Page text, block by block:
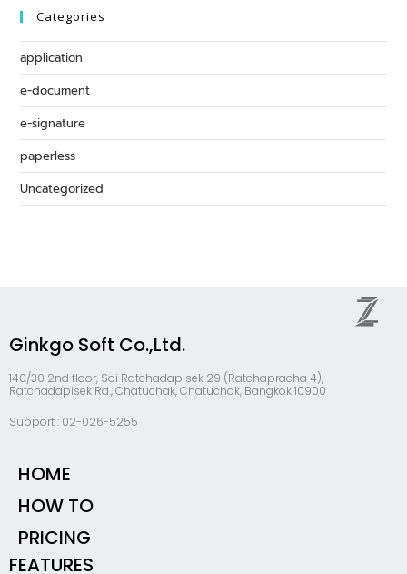
Categories
application
e-document
e-signature
paperless
Uncategorized
Ginkgo Soft Co.,Ltd.
140/30 2nd floor, Soi Ratchadapisek 29 (Ratchapracha 4),
Ratchadapisek Rd., Chatuchak, Chatuchak, Bangkok 10900
Support : 02-026-5255
HOME
HOW TO
PRICING
FEATURES